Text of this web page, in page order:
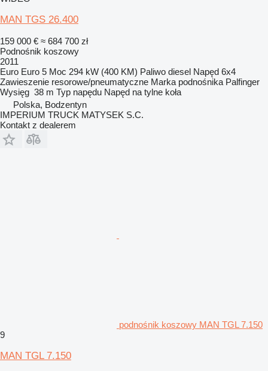
MAN TGS 26.400
159 000 € ≈ 684 700 zł
Podnośnik koszowy
2011
Euro Euro 5 Moc 294 kW (400 KM) Paliwo diesel Napęd 6x4
Zawieszenie resorowe/pneumatyczne Marka podnośnika Palfinger
Wysięg 38 m Typ napędu Napęd na tylne koła
Polska, Bodzentyn
IMPERIUM TRUCK MATYSEK S.C.
Kontakt z dealerem
podnośnik koszowy MAN TGL 7.150
9
MAN TGL 7.150